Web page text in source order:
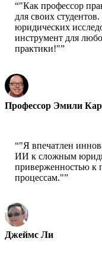
“"Как профессор
для своих
юридических
инструмент для
практики!"”
Профессор Эмили
“"Я впечатлен
ИИ к сложным
приверженностью к
процессам."”
Джеймс Ли